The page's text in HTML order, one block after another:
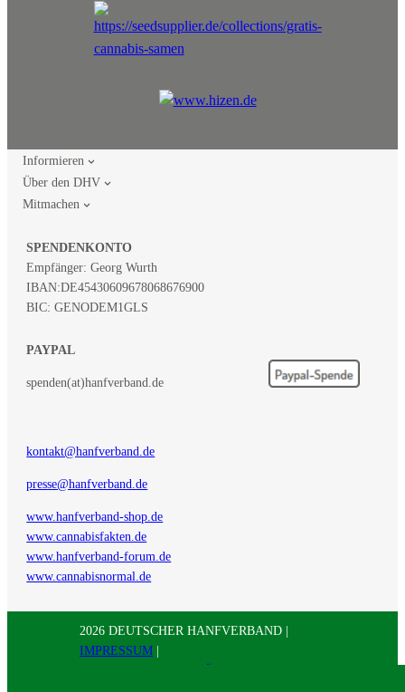
Informieren
Über den DHV
Mitmachen
SPENDENKONTO
Empfänger: Georg Wurth
IBAN:DE45430609678068676900
BIC: GENODEM1GLS
PAYPAL
spenden(at)hanfverband.de
kontakt@hanfverband.de
presse@hanfverband.de
www.hanfverband-shop.de
www.cannabisfakten.de
www.hanfverband-forum.de
www.cannabisnormal.de
2026 DEUTSCHER HANFVERBAND |
IMPRESSUM |